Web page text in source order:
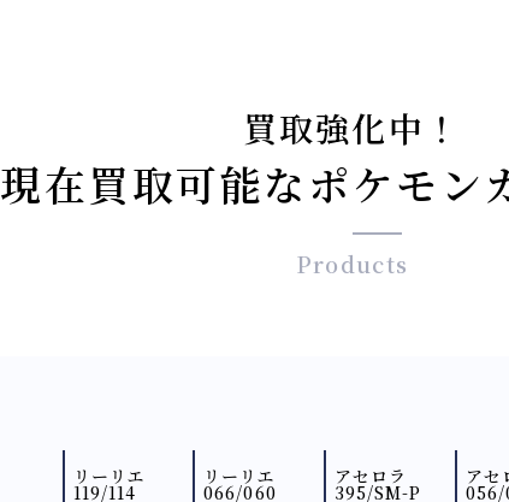
買取強化中！
現在買取可能なポケモン
Products
リーリエ
119/114
リーリエ
066/060
アセロラ
395/SM-P
アセ
056/